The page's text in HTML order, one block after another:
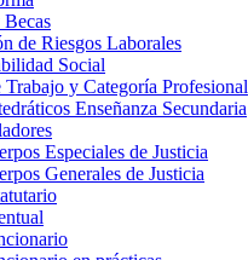
de Riesgos Laborales
Social
Trabajo y Categoría Profesional
Enseñanza Secundaria
Especiales de Justicia
Generales de Justicia